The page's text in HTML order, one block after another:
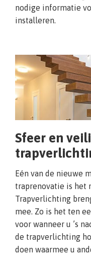
nodige informatie
installeren.
Sfeer en
Eén van de nieuwe
traprenovatie is het
Trapverlichting
mee. Zo is het ten
voor wanneer u ’s
de trapverlichting
doen waarmee u